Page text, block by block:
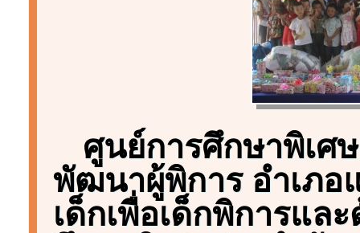
ศูนย์การศึกษาพิเศ
พัฒนาผู้พิการ อำเภอ
เด็กเพื่อเด็กพิการแล